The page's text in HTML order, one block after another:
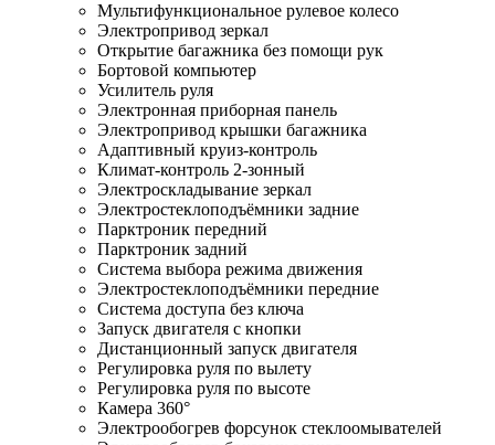
Мультифункциональное рулевое колесо
Электропривод зеркал
Открытие багажника без помощи рук
Бортовой компьютер
Усилитель руля
Электронная приборная панель
Электропривод крышки багажника
Адаптивный круиз-контроль
Климат-контроль 2-зонный
Электроскладывание зеркал
Электростеклоподъёмники задние
Парктроник передний
Парктроник задний
Система выбора режима движения
Электростеклоподъёмники передние
Система доступа без ключа
Запуск двигателя с кнопки
Дистанционный запуск двигателя
Регулировка руля по вылету
Регулировка руля по высоте
Камера 360°
Электрообогрев форсунок стеклоомывателей